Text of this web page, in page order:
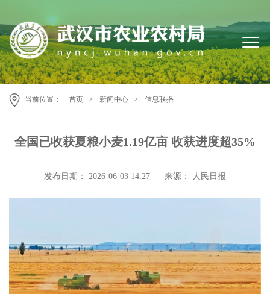
当前位置： 首页 > 新闻中心 > 信息联播
全国已收获夏粮小麦1.19亿亩 收获进度超35%
发布日期： 2026-06-03 14:27 来源： 人民日报